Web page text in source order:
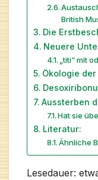
British
Die
Neuere
„titi“ mit
Ökologie
Aussterben
Hat sie
Literatur:
Ähnliche
Lesedauer: